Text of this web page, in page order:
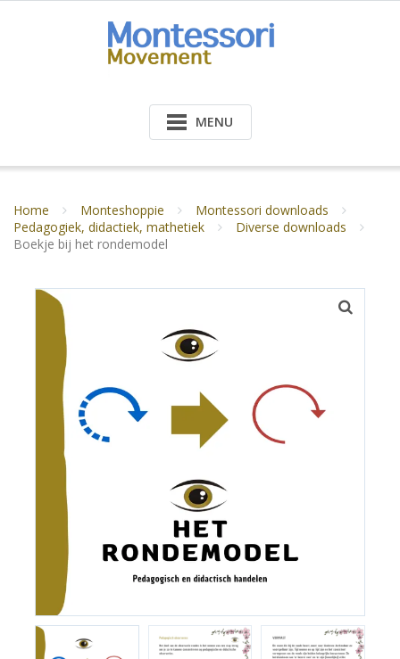
MENU
Home Monteshoppie
Montessori downloads
Pedagogiek, didactiek, mathetiek
Diverse downloads
Boekje bij het rondemodel